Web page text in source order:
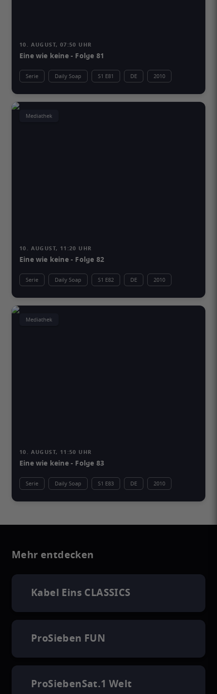
10. AUGUST, 07:50 UHR
Eine wie keine - Folge 81
Serie Daily Soap S1 E81 DE 2010
Mediathek
10. AUGUST, 11:20 UHR
Eine wie keine - Folge 82
Serie Daily Soap S1 E82 DE 2010
Mediathek
10. AUGUST, 11:50 UHR
Eine wie keine - Folge 83
Serie Daily Soap S1 E83 DE 2010
Mehr entdecken
Kabel Eins CLASSICS
ProSieben FUN
ProSiebenSat.1 Welt